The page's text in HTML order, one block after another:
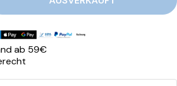
Tamper Elegance Ahorn
für JoeFrex- Tamper Elegance
ab 59€